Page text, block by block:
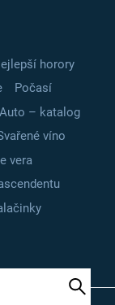
horory
Počasí
Auto – katalog
víno
vera